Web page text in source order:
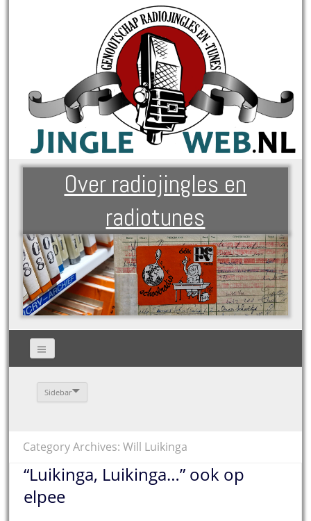
Over radiojingles en
radiotunes
Sidebar
Category Archives: Will Luikinga
“Luikinga, Luikinga…” ook op
elpee